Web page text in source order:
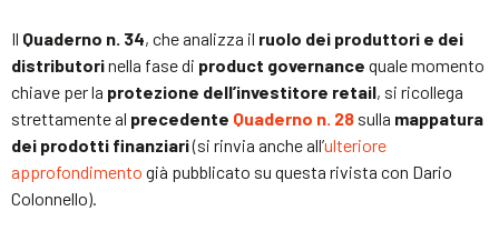
Il Quaderno n. 34, che analizza il ruolo dei produttori e dei
distributorinella fase di product governance quale momento
chiave per la protezione dell’investitore retail, si ricollega
strettamente al precedente Quaderno n. 28 sulla mappatura
dei prodotti finanziari(si rinvia anche all’ulteriore
approfondimento già pubblicato su questa rivista con Dario
Colonnello).